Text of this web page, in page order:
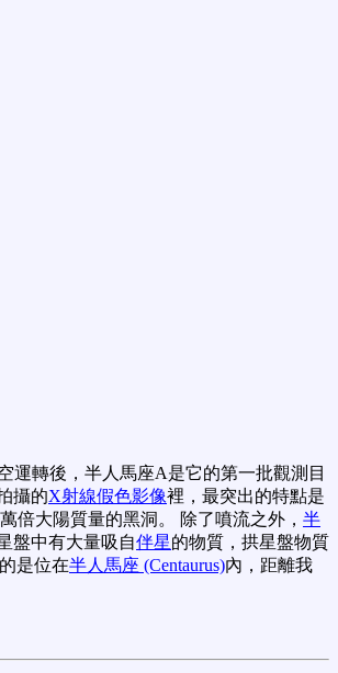
運轉後，半人馬座A是它的第一批觀測目
攝的X射線假色影像裡，最突出的特點是
倍大陽質量的黑洞。 除了噴流之外， 半
盤中有大量吸自伴星的物質，拱星盤物質
是位在半人馬座 (Centaurus)內，距離我